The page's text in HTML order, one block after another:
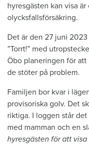
hyresgästen kan visa
olycksfallsförsäkring.
Det är den 27 juni
”Torrt!” med
Öbo planeringen för
de stöter på problem.
Familjen bor kvar i
provisoriska golv. Det
riktiga. I loggen står
med mamman och en
hyresgästen för att